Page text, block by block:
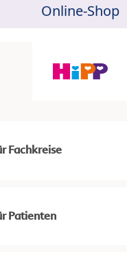
Online-Shop
Fachkreise
Patienten